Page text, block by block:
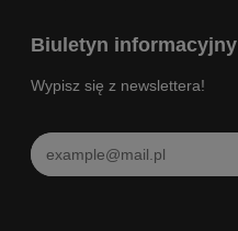
Biuletyn informacyjny
Wypisz się z newslettera!